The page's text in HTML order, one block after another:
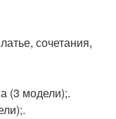
сочетания,
(3 модели);.